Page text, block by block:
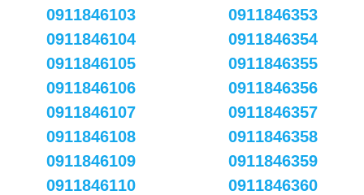
0911846103
0911846104
0911846105
0911846106
0911846107
0911846108
0911846109
0911846110
0911846353
0911846354
0911846355
0911846356
0911846357
0911846358
0911846359
0911846360